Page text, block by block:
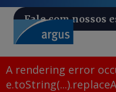
Fale com nossos
A rendering error